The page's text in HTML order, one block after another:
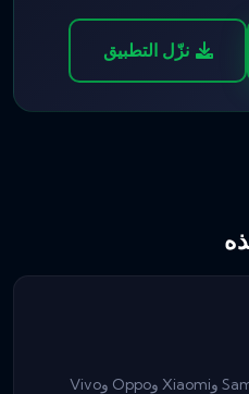
نزّل التطبيق
إعداد خطوة بخطوة لأجهزة Samsung وXiaomi وOppo وVivo